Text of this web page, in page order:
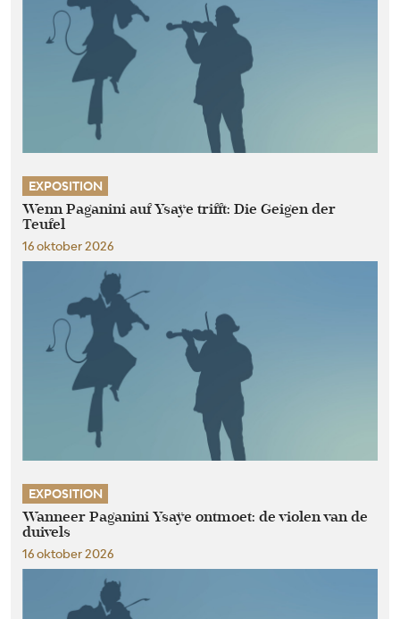
EXPOSITION
Wenn Paganini auf Ysaÿe trifft: Die Geigen der
Teufel
16 oktober 2026
EXPOSITION
Wanneer Paganini Ysaÿe ontmoet: de violen van de
duivels
16 oktober 2026